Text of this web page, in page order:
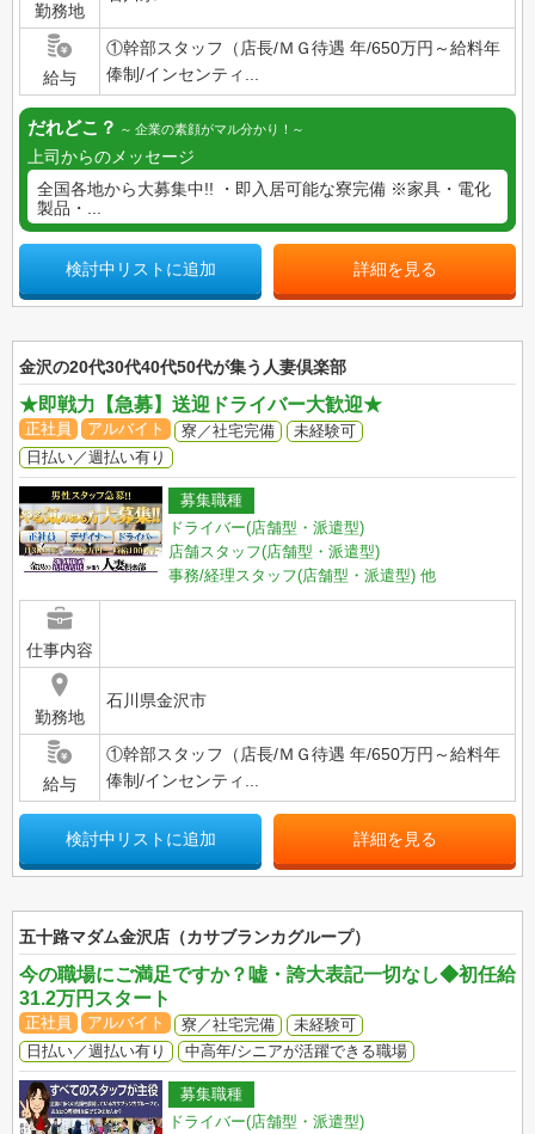
勤務地
給与
①幹部スタッフ（店長/ＭＧ待遇 年/650万円～給料年
俸制/インセンティ...
だれどこ？ 企業の素顔がマル分かり！
上司からのメッセージ
全国各地から大募集中!! ・即入居可能な寮完備 ※家具・電化
製品・...
検討中リストに追加 詳細を見る
金沢の20代30代40代50代が集う人妻倶楽部
★即戦力【急募】送迎ドライバー大歓迎★
正社員 アルバイト 寮／社宅完備
未経験可
日払い／週払い有り
募集職種
ドライバー(店舗型・派遣型)
店舗スタッフ(店舗型・派遣型)
事務/経理スタッフ(店舗型・派遣型) 他
仕事内容
勤務地
石川県金沢市
給与
①幹部スタッフ（店長/ＭＧ待遇 年/650万円～給料年
俸制/インセンティ...
検討中リストに追加 詳細を見る
五十路マダム金沢店（カサブランカグループ）
今の職場にご満足ですか？嘘・誇大表記一切なし◆初任給
31.2万円スタート
正社員 アルバイト 寮／社宅完備
未経験可
日払い／週払い有り
中高年/シニアが活躍できる職場
募集職種
ドライバー(店舗型・派遣型)